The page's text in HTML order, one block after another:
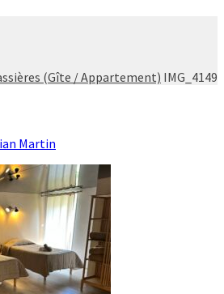
(Gîte / Appartement) IMG_4149
Martin